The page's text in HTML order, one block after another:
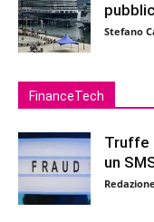
Stefano
FinanceTech
Truffe
un